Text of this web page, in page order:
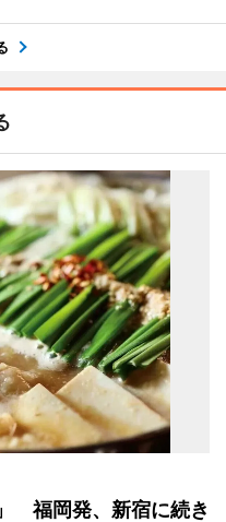
福岡発、新宿に続き